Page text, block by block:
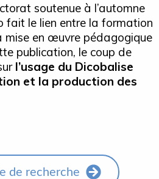
soutenue à l’automne
fait le lien entre la formation
mise en œuvre pédagogique
publication, le coup de
l’usage du Dicobalise
et la production des
de recherche